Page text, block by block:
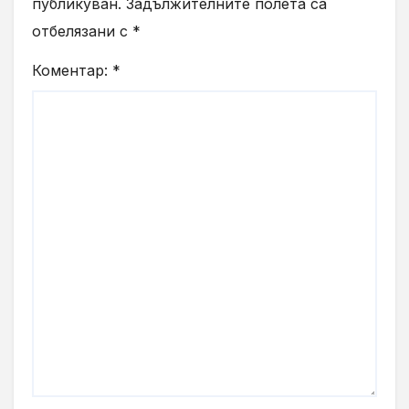
публикуван. Задължителните полета са
отбелязани с *
Коментар: *